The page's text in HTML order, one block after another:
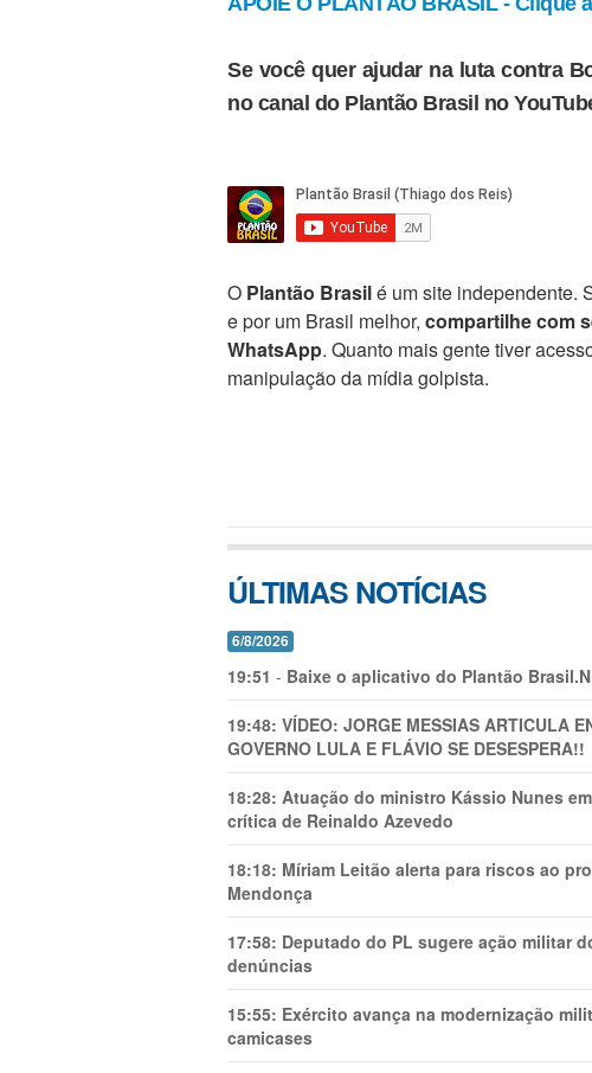
Se você quer ajudar na luta contra
no canal do Plantão Brasil no
O Plantão Brasilé um site independente.
e por um Brasil melhor, compartilhe com
WhatsApp. Quanto mais gente tiver
manipulação da mídia golpista.
ÚLTIMAS NOTÍCIAS
6/8/2026
19:51 - Baixe o aplicativo do Plantão
19:48: VÍDEO: JORGE MESSIAS ARTICULA
GOVERNO LULA E FLÁVIO SE DESESPERA!!
18:28: Atuação do ministro Kássio Nunes
crítica de Reinaldo Azevedo
18:18: Míriam Leitão alerta para riscos ao
Mendonça
17:58: Deputado do PL sugere ação militar
denúncias
15:55: Exército avança na modernização
camicases